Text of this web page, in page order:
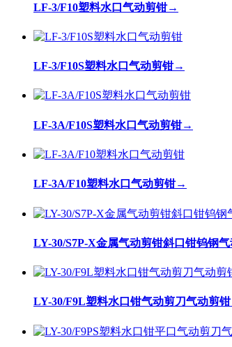
LF-3/F10塑料水口气动剪钳→
LF-3/F10S塑料水口气动剪钳→
LF-3A/F10S塑料水口气动剪钳→
LF-3A/F10塑料水口气动剪钳→
LY-30/S7P-X金属气动剪钳斜口钳钨钢
LY-30/F9L塑料水口钳气动剪刀气动剪钳